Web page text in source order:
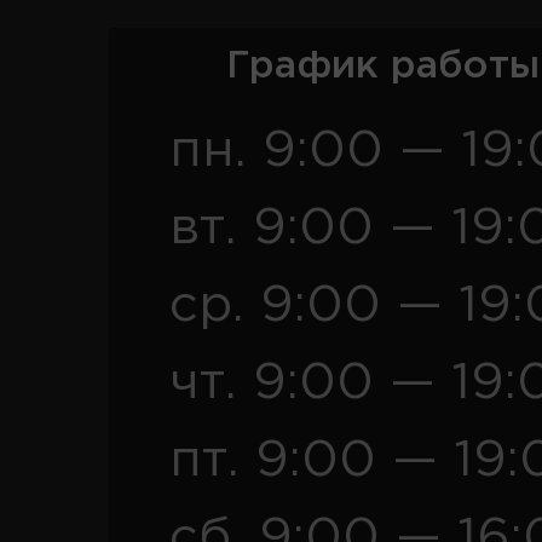
График
пн. 9:00 —
вт. 9:00 —
ср. 9:00 —
чт. 9:00 —
пт. 9:00 —